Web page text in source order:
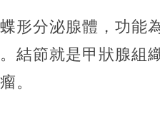
形分泌腺體，功能
結節就是甲狀腺組
。